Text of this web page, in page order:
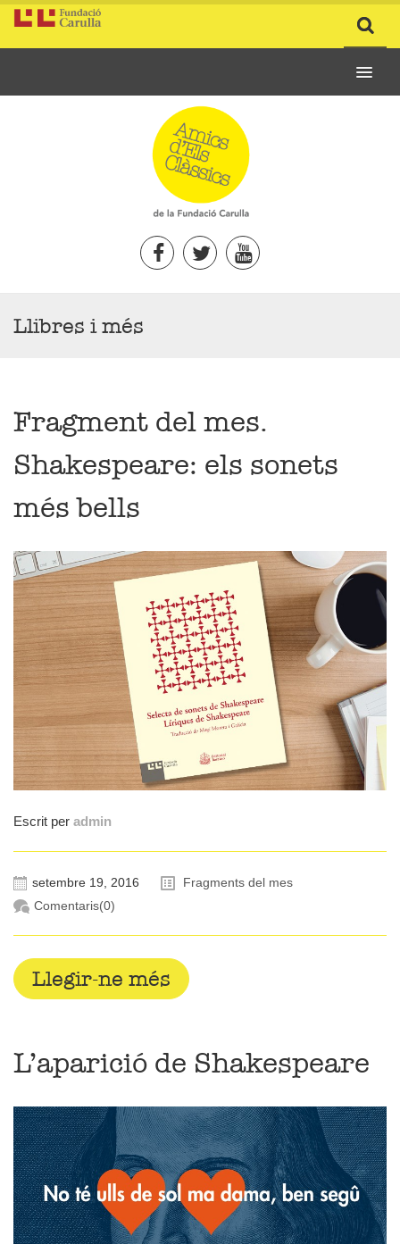
Llibres i més
Fragment del mes.
Shakespeare: els sonets
més bells
Escrit per admin
setembre 19, 2016
Fragments del mes
Comentaris(0)
Llegir-ne més
L’aparició de Shakespeare